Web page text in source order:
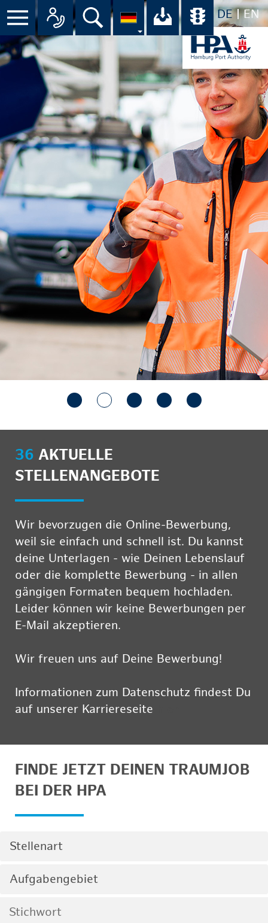
DE EN
Menü Alle Ansprechpartner im
Suche Ihr Download-
36 AKTUELLE
STELLENANGEBOTE
Wir bevorzugen die Online-Bewerbung,
weil sie einfach und schnell ist. Du kannst
deine Unterlagen - wie Deinen Lebenslauf
oder die komplette Bewerbung - in allen
gängigen Formaten bequem hochladen.
Leider können wir keine Bewerbungen per
E-Mail akzeptieren.
Wir freuen uns auf Deine Bewerbung!
Informationen zum Datenschutz findest Du
auf unserer Karriereseite
FINDE JETZT DEINEN TRAUMJOB
BEI DER HPA
Stellenart
Aufgabengebiet